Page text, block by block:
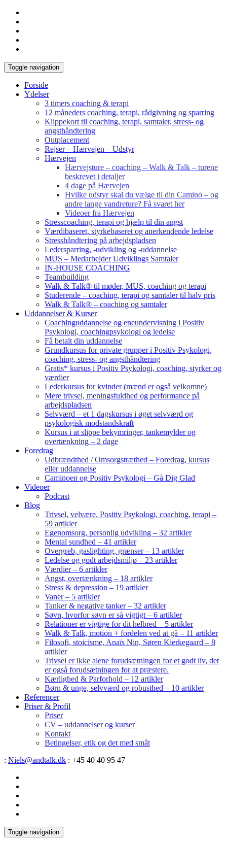
Toggle navigation
Forside
Ydelser
3 timers coaching & terapi
12 måneders coaching, terapi, rådgivning og sparring
Klippekort til coaching, terapi, samtaler, stress- og
angsthåndtering
Outplacement
Rejser – Hærvejen – Udstyr
Hærvejen
Hærvejsture – coaching – Walk & Talk – turene
beskrevet i detaljer
4 dage på Hærvejen
Hvilke udstyr skal du vælge til din Camino – og
andre lange vandreture? Få svaret her
Videoer fra Hærvejen
Stresscoaching, terapi og hjælp til din angst
Værdibaseret, styrkebaseret og anerkendende ledelse
Stresshåndtering på arbejdspladsen
Ledersparring, -udvikling og -uddannelse
MUS – Medarbejder Udviklings Samtaler
IN-HOUSE COACHING
Teambuilding
Walk & Talk® til møder, MUS, coaching og terapi
Studerende – coaching, terapi og samtaler til halv pris
Walk & Talk® – coaching og samtaler
Uddannelser & Kurser
Coachinguddannelse og eneundervisning i Positiv
Psykologi, coachingpsykologi og ledelse
Få betalt din uddannelse
Grundkursus for private grupper i Positiv Psykologi,
coaching, stress- og angsthåndtering
Gratis* kursus i Positiv Psykologi, coaching, styrker og
værdier
Lederkursus for kvinder (mænd er også velkomne)
Mere trivsel, meningsfuldhed og performance på
arbejdspladsen
Selvværd – et 1 dagskursus i øget selvværd og
psykologisk modstandskraft
Kursus i at slippe bekymringer, tankemylder og
overtænkning – 2 dage
Foredrag
Udbrændthed / Omsorgstræthed – Foredrag, kursus
eller uddannelse
Caminoen og Positiv Psykologi – Gå Dig Glad
Videoer
Podcast
Blog
Trivsel, velvære, Positiv Psykologi, coaching, terapi –
59 artikler
Egenomsorg, personlig udvikling – 32 artikler
Mental sundhed – 41 artikler
Overgreb, gaslighting, grænser – 13 artikler
Ledelse og godt arbejdsmiljø – 23 artikler
Værdier – 6 artikler
Angst, overtænkning – 18 artikler
Stress & depression – 19 artikler
Vaner – 5 artikler
Tanker & negative tanker – 32 artikler
Søvn, hvorfor søvn er så vigtigt – 6 artikler
Relationer er vigtige for dit helbred – 5 artikler
Walk & Talk, motion + fordelen ved at gå – 11 artikler
Filosofi, stoicisme, Anaïs Nin, Søren Kierkegaard – 8
artikler
Trivsel er ikke alene forudsætningen for et godt liv, det
er også forudsætningen for at præstere.
Kærlighed & Parforhold – 12 artikler
Børn & unge, selvværd og robusthed – 10 artikler
Referencer
Priser & Profil
Priser
CV – uddannelser og kurser
Kontakt
Betingelser, etik og det med småt
: Niels@andtalk.dk : +45 40 40 95 47
Toggle navigation